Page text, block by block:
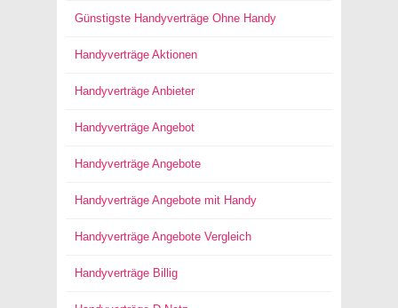
Günstigste Handyverträge Ohne Handy
Handyverträge Aktionen
Handyverträge Anbieter
Handyverträge Angebot
Handyverträge Angebote
Handyverträge Angebote mit Handy
Handyverträge Angebote Vergleich
Handyverträge Billig